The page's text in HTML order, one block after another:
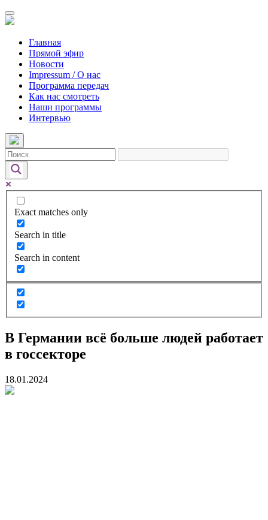
Главная
Прямой эфир
Новости
Impressum / О нас
Программа передач
Как нас смотреть
Наши программы
Интервью
Exact matches only
Search in title
Search in content
В Германии всё больше людей работает
в госсекторе
18.01.2024